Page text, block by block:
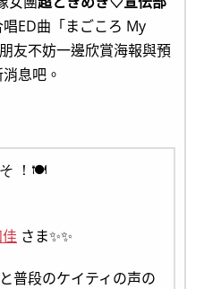
ED曲「まごころ My
友不妨一邊欣賞海報與預
息吧。
！🍽️
さま✨✨
普段のケイティの声の